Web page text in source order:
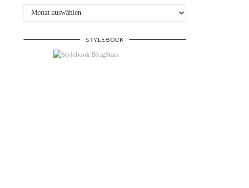
Archive
STYLEBOOK